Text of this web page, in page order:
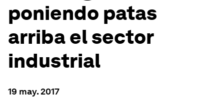
poniendo patas
arriba el sector
industrial
19 may. 2017